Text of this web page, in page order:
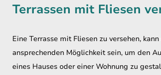
Terrassen mit Fliesen
Eine Terrasse mit Fliesen zu versehen,
ansprechenden Möglichkeit sein, um den
eines Hauses oder einer Wohnung zu